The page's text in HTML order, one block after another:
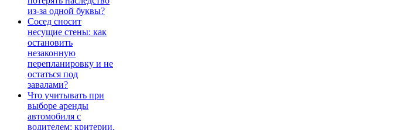
из-за одной буквы?
Сосед сносит
несущие стены: как
остановить
незаконную
перепланировку и не
остаться под
завалами?
Что учитывать при
выборе аренды
автомобиля с
водителем: критерии,